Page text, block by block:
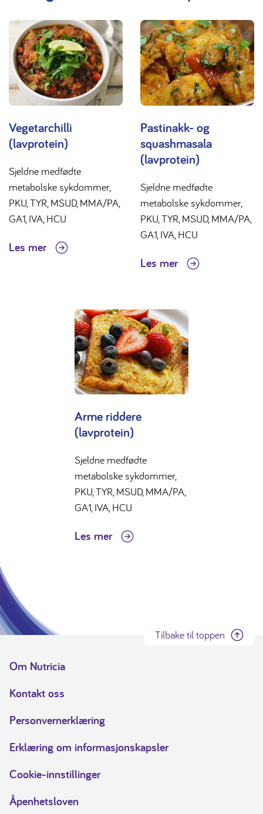
Vegetarchilli
(lavprotein)
Sjeldne medfødte
metabolske sykdommer,
PKU, TYR, MSUD, MMA/PA,
GA1, IVA, HCU
Les mer
Pastinakk- og
squashmasala
(lavprotein)
Sjeldne medfødte
metabolske sykdommer,
PKU, TYR, MSUD, MMA/PA,
GA1, IVA, HCU
Les mer
Arme riddere
(lavprotein)
Sjeldne medfødte
metabolske sykdommer,
PKU, TYR, MSUD, MMA/PA,
GA1, IVA, HCU
Les mer
Tilbake til toppen
Om Nutricia
Kontakt oss
Personvernerklæring
Erklæring om informasjonskapsler
Cookie-innstillinger
Åpenhetsloven